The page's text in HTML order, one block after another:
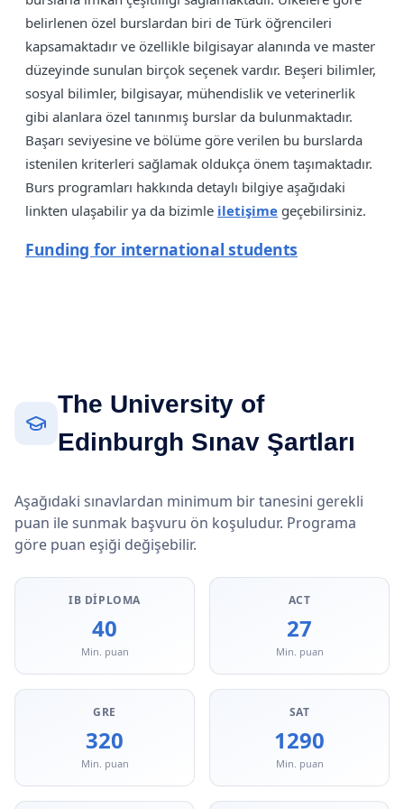
belirlenen özel burslardan biri de Türk öğrencileri
kapsamaktadır ve özellikle bilgisayar alanında ve master
düzeyinde sunulan birçok seçenek vardır. Beşeri bilimler,
sosyal bilimler, bilgisayar, mühendislik ve veterinerlik
gibi alanlara özel tanınmış burslar da bulunmaktadır.
Başarı seviyesine ve bölüme göre verilen bu burslarda
istenilen kriterleri sağlamak oldukça önem taşımaktadır.
Burs programları hakkında detaylı bilgiye aşağıdaki
linkten ulaşabilir ya da bizimle iletişime geçebilirsiniz.
Funding for international students
The University of
Edinburgh Sınav Şartları
Aşağıdaki sınavlardan minimum bir tanesini gerekli
puan ile sunmak başvuru ön koşuludur. Programa
göre puan eşiği değişebilir.
IB DIPLOMA
40
Min. puan
ACT
27
Min. puan
GRE
320
Min. puan
SAT
1290
Min. puan